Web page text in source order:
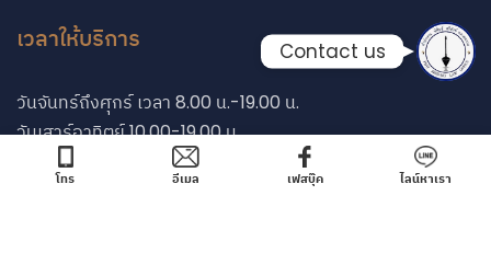
เวลาให้บริการ
วันจันทร์ถึงศุกร์ เวลา 8.00 น.-19.00 น.
วันเสาร์อาทิตย์ 10.00-19.00 น.
โทร อีเมล เฟสบุ๊ค ไลน์หาเรา
Contact us